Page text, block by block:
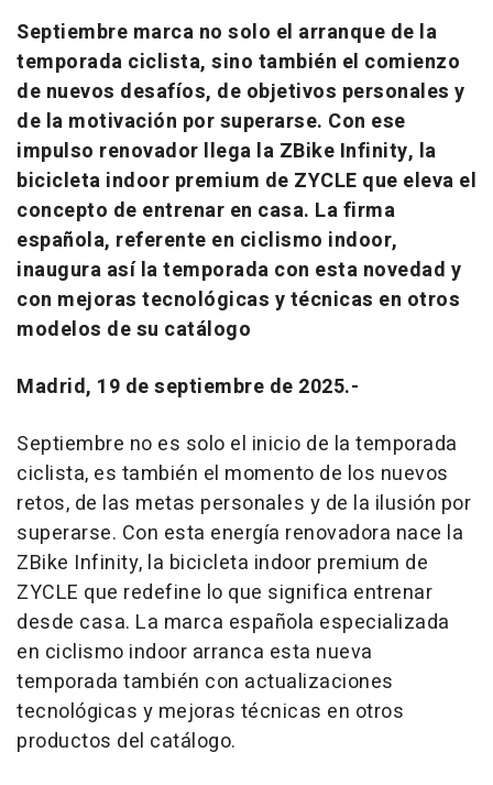
Septiembre marca no solo el arranque de la
temporada ciclista, sino también el comienzo
de nuevos desafíos, de objetivos personales y
de la motivación por superarse. Con ese
impulso renovador llega la ZBike Infinity, la
bicicleta indoor premium de ZYCLE que eleva el
concepto de entrenar en casa. La firma
española, referente en ciclismo indoor,
inaugura así la temporada con esta novedad y
con mejoras tecnológicas y técnicas en otros
modelos de su catálogo
Madrid, 19 de septiembre de 2025.-
Septiembre no es solo el inicio de la temporada
ciclista, es también el momento de los nuevos
retos, de las metas personales y de la ilusión por
superarse. Con esta energía renovadora nace la
ZBike Infinity, la bicicleta indoor premium de
ZYCLE que redefine lo que significa entrenar
desde casa. La marca española especializada
en ciclismo indoor arranca esta nueva
temporada también con actualizaciones
tecnológicas y mejoras técnicas en otros
productos del catálogo.